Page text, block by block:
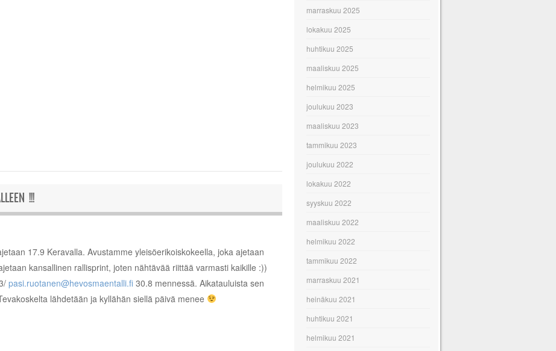
!!!
17.9 Keravalla. Avustamme yleisöerikoiskokeella, joka ajetaan
kansallinen rallisprint, joten nähtävää riittää varmasti kaikille :))
pasi.ruotanen@hevosmaentalli.fi 30.8 mennessä. Aikatauluista sen
lähdetään ja kyllähän siellä päivä menee
marraskuu 2025
lokakuu 2025
huhtikuu 2025
maaliskuu 2025
helmikuu 2025
joulukuu 2023
maaliskuu 2023
tammikuu 2023
joulukuu 2022
lokakuu 2022
syyskuu 2022
maaliskuu 2022
helmikuu 2022
tammikuu 2022
marraskuu 2021
heinäkuu 2021
huhtikuu 2021
helmikuu 2021